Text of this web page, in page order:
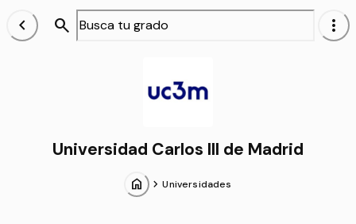
chevron_left search more_vert
Universidad Carlos III de Madrid
home chevron_forwardUniversidades